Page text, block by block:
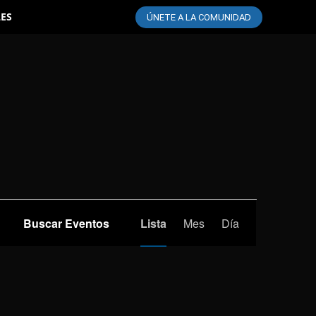
ÚNETE A LA COMUNIDAD
Buscar Eventos
de
Lista Mes Día